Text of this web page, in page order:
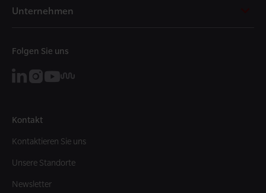
Unternehmen
Folgen Sie uns
Kontakt
Kontaktieren Sie uns
Unsere Standorte
Newsletter